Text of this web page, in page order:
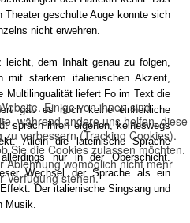
Theater geschulte Auge konnte sich
nicht erwehren.
dem Inhalt genau zu folgen,
mit starkem italienischen Akzent,
Multilingualität liefert Fo im Text die
gab es noch keine einheitliche
sprach ihren eigenen, keineswegs
Allein die lateinische Sprache
allerdings nur in der Oberschicht.
Wechsel der Sprache als ein
Der italienische Singsang und
Musik.
Einige von ihnen sind
während andere uns helfen, diese
verbessern (Tracking Cookies).
Sie die Cookies zulassen möchten.
Ablehnung womöglich nicht mehr
Verfügung stehen.